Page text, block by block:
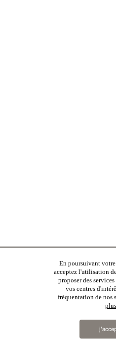
En poursuivant
acceptez l'utilisation
proposer des
vos centres
fréquentation de nos
plus